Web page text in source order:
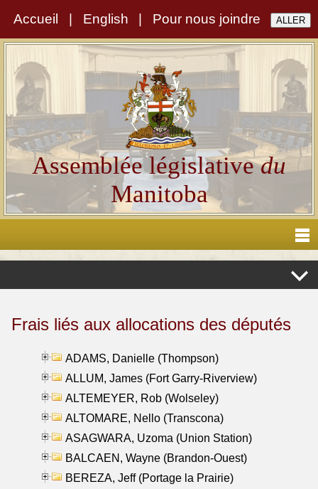
Accueil English Pour nous joindre
Assemblée législativedu
Manitoba
Frais liés aux allocations des députés
ADAMS, Danielle (Thompson)
ALLUM, James (Fort Garry-Riverview)
ALTEMEYER, Rob (Wolseley)
ALTOMARE, Nello (Transcona)
ASAGWARA, Uzoma (Union Station)
BALCAEN, Wayne (Brandon-Ouest)
BEREZA, Jeff (Portage la Prairie)